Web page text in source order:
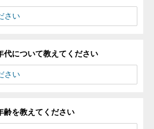
代について教えてください
齢を教えてください